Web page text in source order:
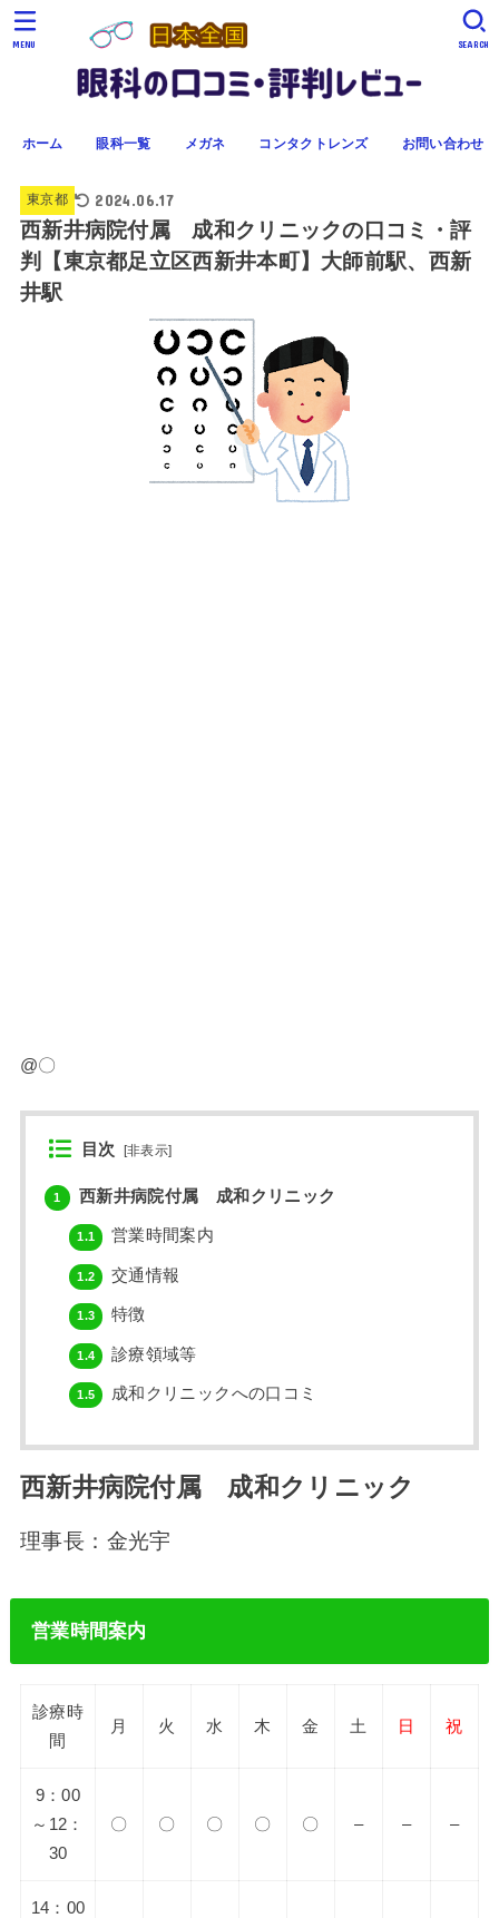
ホーム 眼科一覧 メガネ コンタクトレンズ お問い合わせ
SEARCH
MENU
東京都 2024.06.17
西新井病院付属 成和クリニックの口コミ・評
判【東京都足立区西新井本町】大師前駅、西新
井駅
@〇
目次 [非表示]
1 西新井病院付属 成和クリニック
1.1 営業時間案内
1.2 交通情報
1.3 特徴
1.4 診療領域等
1.5 成和クリニックへの口コミ
西新井病院付属 成和クリニック
理事長：金光宇
営業時間案内
診療時
間
月 火 水 木 金 土 日 祝
9：00
～12：
30
〇 〇 〇 〇 〇 – – –
14：00